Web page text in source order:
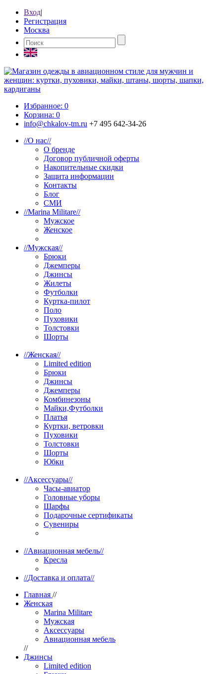
Вход|
Регистрация
Москва
Избранное: 0
Корзина: 0
info@chkalov-tm.ru +7 495 642-34-26
//О нас//
О бренде
Договор публичной оферты
Накопительные скидки
Защита информации
Контакты
Блог
СМИ
//Marina Militare//
Мужское
Женское
//Мужская//
Брюки
Джемперы
Джинсы
Жилеты
Футболки
Куртка-пилот
Поло
Пуховики
Толстовки
Шорты
//Женская//
Limited edition
Брюки
Джинсы
Джемперы
Комбинезоны
Майки,Футболки
Платья
Куртки, ветровки
Пуховики
Толстовки
Шорты
Юбки
//Аксессуары//
Часы-авиатор
Головные уборы
Шарфы
Подарочные сертификаты
Сувениры
//Авиационная мебель//
Кресла
//Доставка и оплата//
Главная //
Женская
Marina Militare
Мужская
Аксессуары
Авиационная мебель
//
Джинсы
Limited edition